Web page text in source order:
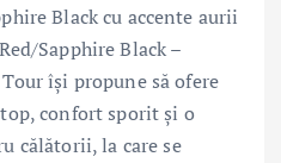
Black cu accente aurii
Sapphire Black –
își propune să ofere
confort sporit și o
călătorii, la care se